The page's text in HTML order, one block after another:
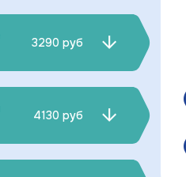
3290 руб
4130 руб